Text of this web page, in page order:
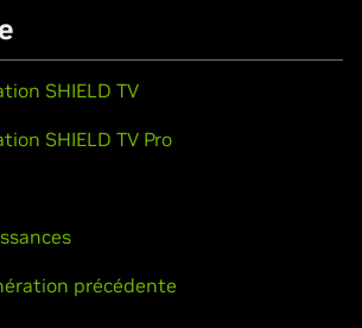
SHIELD TV
SHIELD TV Pro
précédente